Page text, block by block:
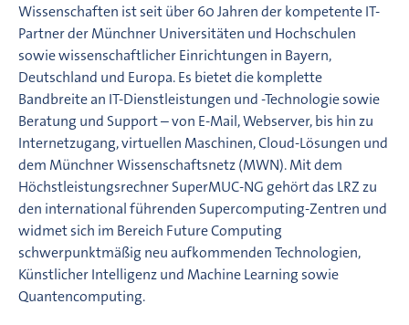
Wissenschaften ist seit über 60 Jahren der kompetente IT-
Partner der Münchner Universitäten und Hochschulen
sowie wissenschaftlicher Einrichtungen in Bayern,
Deutschland und Europa. Es bietet die komplette
Bandbreite an IT-Dienstleistungen und -Technologie sowie
Beratung und Support – von E-Mail, Webserver, bis hin zu
Internetzugang, virtuellen Maschinen, Cloud-Lösungen und
dem Münchner Wissenschaftsnetz (MWN). Mit dem
Höchstleistungsrechner SuperMUC-NG gehört das LRZ zu
den international führenden Supercomputing-Zentren und
widmet sich im Bereich Future Computing
schwerpunktmäßig neu aufkommenden Technologien,
Künstlicher Intelligenz und Machine Learning sowie
Quantencomputing.